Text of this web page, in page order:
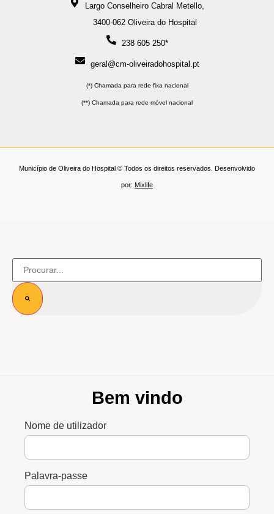
Largo Conselheiro Cabral Metello,
3400-062 Oliveira do Hospital
238 605 250*
geral@cm-oliveiradohospital.pt
(*) Chamada para rede fixa nacional
(**) Chamada para rede móvel nacional
Município de Oliveira do Hospital © Todos os direitos reservados. Desenvolvido
por: Mixlife
Bem vindo
Nome de utilizador
Palavra-passe